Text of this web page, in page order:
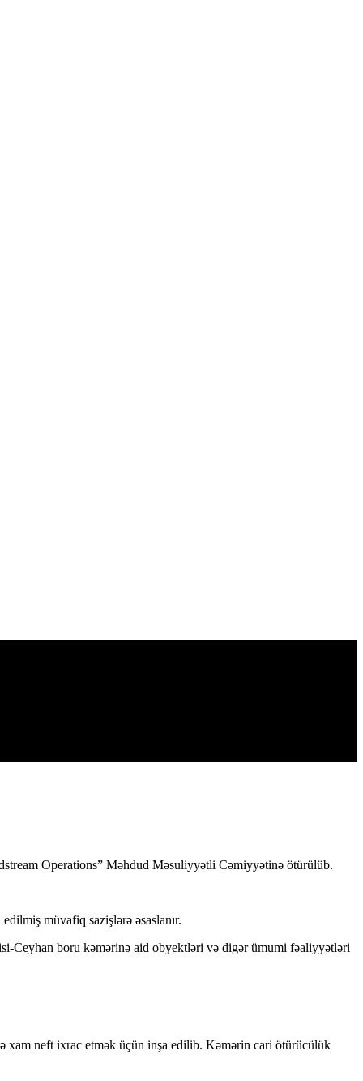
Operations” Məhdud Məsuliyyətli Cəmiyyətinə ötürülüb.
müvafiq sazişlərə əsaslanır.
Ceyhan boru kəmərinə aid obyektləri və digər ümumi fəaliyyətləri
xam neft ixrac etmək üçün inşa edilib. Kəmərin cari ötürücülük